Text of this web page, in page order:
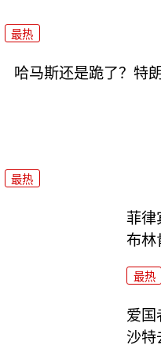
最热
哈马斯还是跪了？特
最热
菲律
布林
最热
爱国
沙特